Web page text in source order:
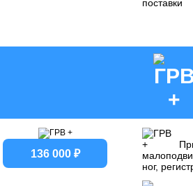
136 000 ₽
ног,